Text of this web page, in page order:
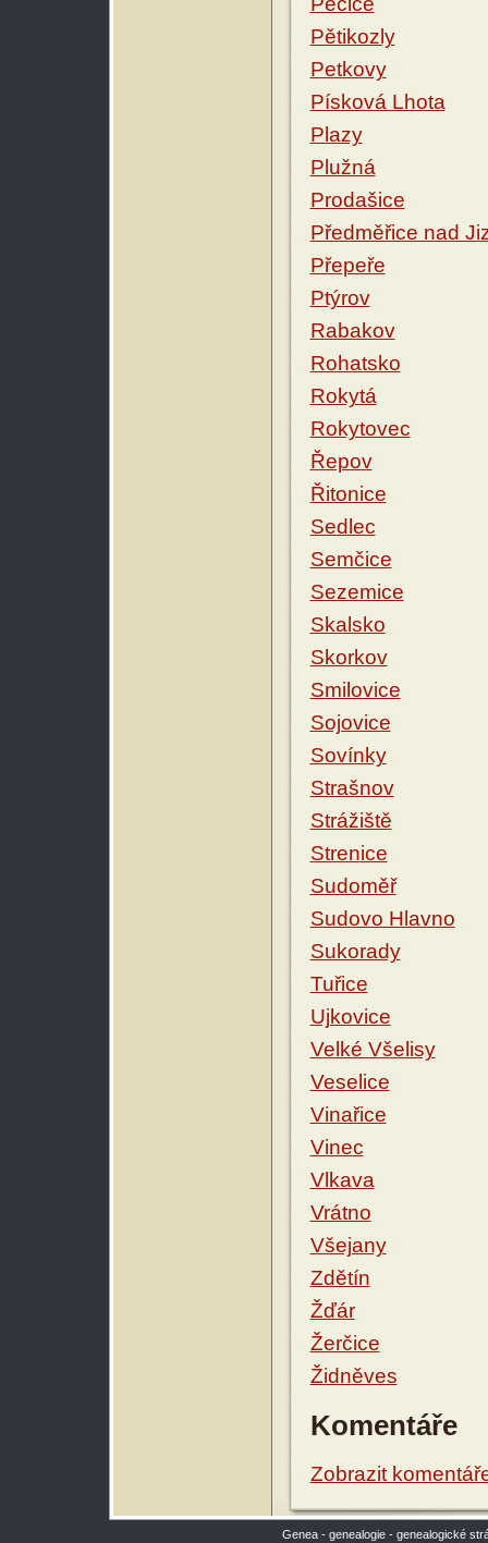
Pětikozly
Petkovy
Písková Lhota
Plazy
Plužná
Prodašice
Předměřice nad
Přepeře
Ptýrov
Rabakov
Rohatsko
Rokytá
Rokytovec
Řepov
Řitonice
Sedlec
Semčice
Sezemice
Skalsko
Skorkov
Smilovice
Sojovice
Sovínky
Strašnov
Strážiště
Strenice
Sudoměř
Sudovo Hlavno
Sukorady
Tuřice
Ujkovice
Velké Všelisy
Veselice
Vinařice
Vinec
Vlkava
Vrátno
Všejany
Zdětín
Žďár
Žerčice
Židněves
Komentáře
Zobrazit
Genea - genealogie - genealogické